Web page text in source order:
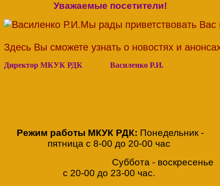
Уважаемые посетители!
Мы рады приветствовать
Здесь Вы сможете узнать о новостях и
Директор МКУК РДК Василенко Р.И.
Режим работы МКУК РДК: Понедельник -
пятница с 8-00 до 20-00 час
Суббота - воскресенье
с 20-00 до 23-00 час.